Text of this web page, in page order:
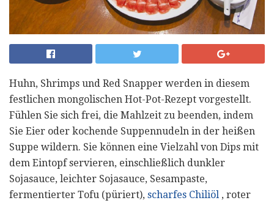
Huhn, Shrimps und Red Snapper werden in diesem
festlichen mongolischen Hot-Pot-Rezept vorgestellt.
Fühlen Sie sich frei, die Mahlzeit zu beenden, indem
Sie Eier oder kochende Suppennudeln in der heißen
Suppe wildern. Sie können eine Vielzahl von Dips mit
dem Eintopf servieren, einschließlich dunkler
Sojasauce, leichter Sojasauce, Sesampaste,
fermentierter Tofu (püriert), scharfes Chiliöl , roter